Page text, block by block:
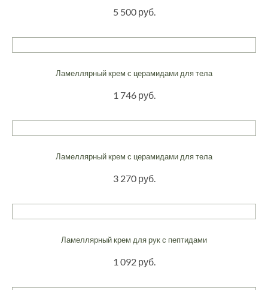
5 500 руб.
Ламеллярный крем с церамидами для тела
1 746 руб.
Ламеллярный крем с церамидами для тела
3 270 руб.
Ламеллярный крем для рук с пептидами
1 092 руб.